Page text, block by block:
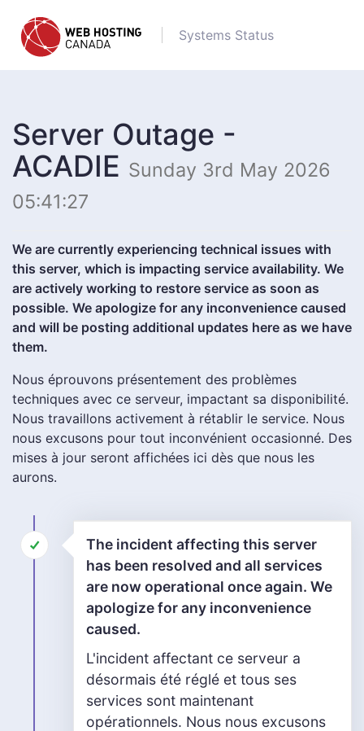
Systems Status
Server Outage -
ACADIE Sunday 3rd May 2026
05:41:27
We are currently experiencing technical issues with
this server, which is impacting service availability. We
are actively working to restore service as soon as
possible. We apologize for any inconvenience caused
and will be posting additional updates here as we have
them.
Nous éprouvons présentement des problèmes
techniques avec ce serveur, impactant sa disponibilité.
Nous travaillons activement à rétablir le service. Nous
nous excusons pour tout inconvénient occasionné. Des
mises à jour seront affichées ici dès que nous les
aurons.
The incident affecting this server
has been resolved and all services
are now operational once again. We
apologize for any inconvenience
caused.
L'incident affectant ce serveur a
désormais été réglé et tous ses
services sont maintenant
opérationnels. Nous nous excusons